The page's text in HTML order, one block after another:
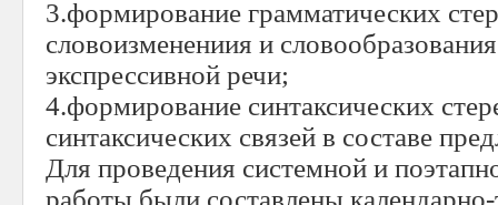
3.формирование грамматических
словоизменениия и
экспрессивной речи;
4.формирование синтаксических
синтаксических связей в составе
Для проведения системной и
работы были составлены